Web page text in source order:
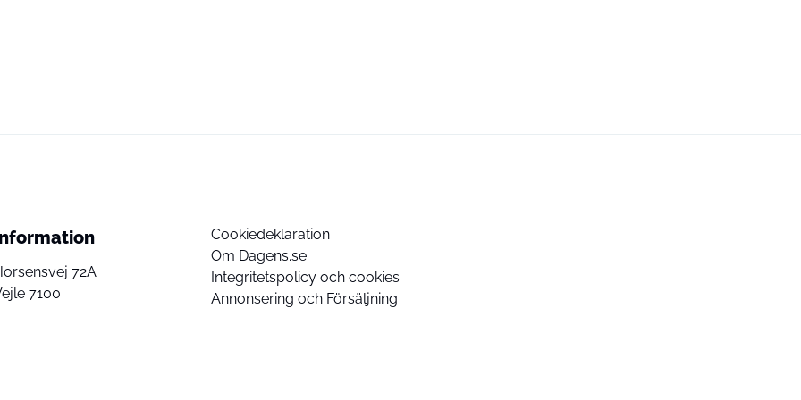
72A
7100
Cookiedeklaration
Om Dagens.se
Integritetspolicy och cookies
Annonsering och Försäljning